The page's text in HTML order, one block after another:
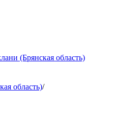
(Брянская область)
область)/